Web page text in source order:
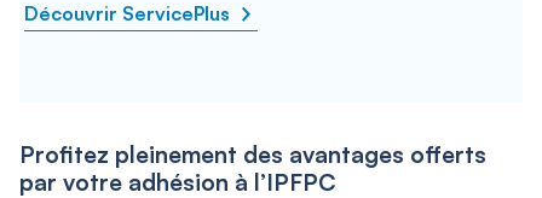
Découvrir ServicePlus
Profitez pleinement des avantages offerts
par votre adhésion à l’IPFPC